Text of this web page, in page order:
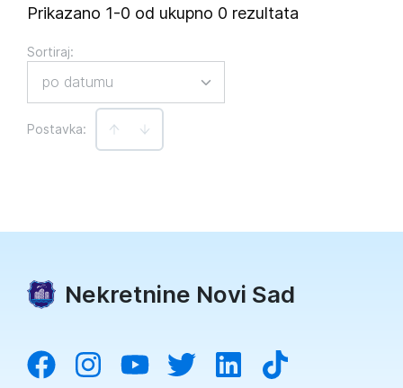
Prikazano 1-0 od ukupno 0 rezultata
Postavka:
Sortiraj:
po datumu
Nekretnine Novi Sad